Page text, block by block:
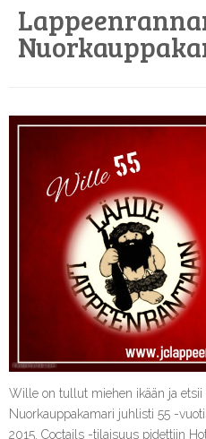
Wille on tullut miehen ikään ja etsii
Nuorkauppakamari juhlisti 55 -
2015. Coctails -tilaisuus pidettiin